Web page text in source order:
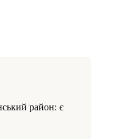
район: є